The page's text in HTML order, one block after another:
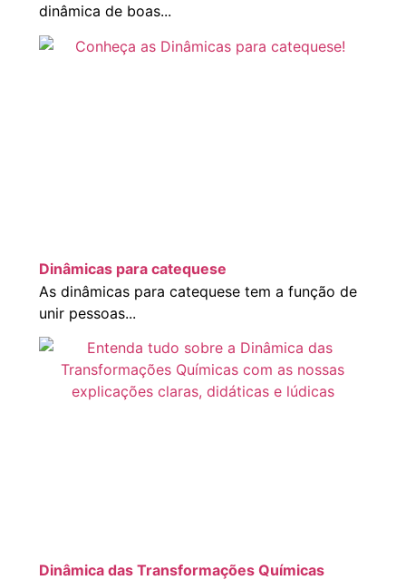
dinâmica de boas...
Dinâmicas para catequese
As dinâmicas para catequese tem a função de
unir pessoas...
Dinâmica das Transformações Químicas